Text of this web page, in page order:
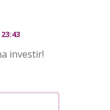
investir!